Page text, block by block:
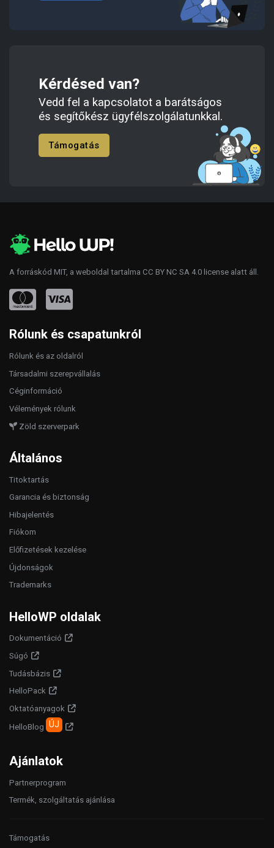
Kérdésed van?
Vedd fel a kapcsolatot a barátságos
és segítőkész ügyfélszolgálatunkkal.
Támogatás
A forráskód MIT, a weboldal tartalma CC BY NC SA 4.0 license alatt áll.
Rólunk és csapatunkról
Rólunk és az oldalról
Társadalmi szerepvállalás
Céginformáció
Vélemények rólunk
Zöld szerverpark
Általános
Titoktartás
Garancia és biztonság
Hibajelentés
Fiókom
Előfizetések kezelése
Újdonságok
Trademarks
HelloWP oldalak
Dokumentáció
Súgó
Tudásbázis
HelloPack
Oktatóanyagok
HelloBlog ÚJ
Ajánlatok
Partnerprogram
Termék, szolgáltatás ajánlása
Támogatás